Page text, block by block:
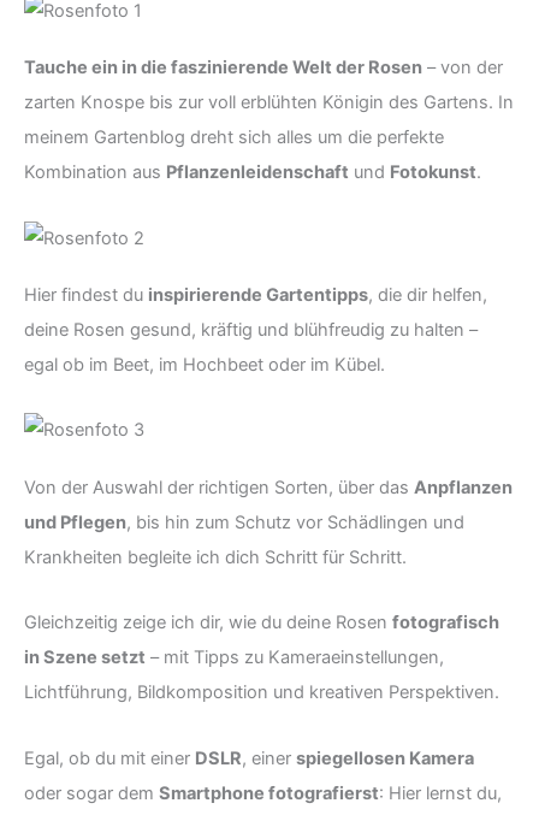
Tauche ein in die faszinierende Welt der Rosen – von der
zarten Knospe bis zur voll erblühten Königin des Gartens. In
meinem Gartenblog dreht sich alles um die perfekte
Kombination aus Pflanzenleidenschaft und Fotokunst.
Hier findest du inspirierende Gartentipps, die dir helfen,
deine Rosen gesund, kräftig und blühfreudig zu halten –
egal ob im Beet, im Hochbeet oder im Kübel.
Von der Auswahl der richtigen Sorten, über das Anpflanzen
und Pflegen, bis hin zum Schutz vor Schädlingen und
Krankheiten begleite ich dich Schritt für Schritt.
Gleichzeitig zeige ich dir, wie du deine Rosen fotografisch
in Szene setzt – mit Tipps zu Kameraeinstellungen,
Lichtführung, Bildkomposition und kreativen Perspektiven.
Egal, ob du mit einer DSLR, einer spiegellosen Kamera
oder sogar dem Smartphone fotografierst: Hier lernst du,